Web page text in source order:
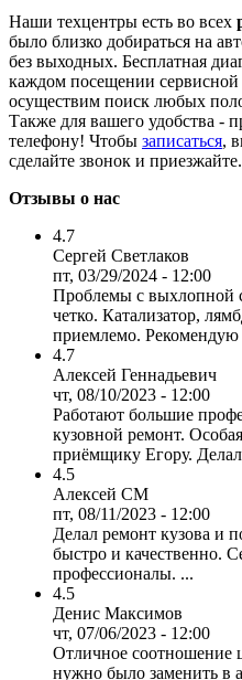
Наши техцентры есть во всех
было близко добираться на
без выходных. Бесплатная
каждом посещении
осуществим поиск любых
Также для вашего удобства -
телефону! Чтобы записаться,
сделайте звонок и приезжайте.
Отзывы о нас
4.7
Сергей Светлаков
пт, 03/29/2024 - 12:00
Проблемы с выхлопной
четко. Катализатор,
приемлемо. Рекомендую
4.7
Алексей Геннадьевич
чт, 08/10/2023 - 12:00
Работают большие
кузовной ремонт.
приёмщику Егору. Делал
4.5
Алексей СМ
пт, 08/11/2023 - 12:00
Делал ремонт кузова и
быстро и качественно.
профессионалы. ...
4.5
Денис Максимов
чт, 07/06/2023 - 12:00
Отличное соотношение
нужно было заменить в